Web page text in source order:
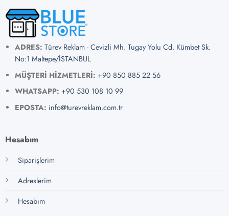
ADRES: Türev Reklam - Cevizli Mh. Tugay Yolu Cd. Kümbet Sk.
No:1 Maltepe/İSTANBUL
MÜŞTERİ HİZMETLERİ: +90 850 885 22 56
WHATSAPP: +90 530 108 10 99
EPOSTA: info@turevreklam.com.tr
Hesabım
Siparişlerim
Adreslerim
Hesabım